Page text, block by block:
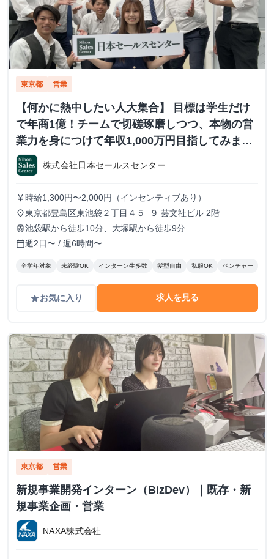
東京都 営業
【何かに熱中したい人大集合】 目標は学生だけ
で年商1億！チームで切磋琢磨しつつ、本物の営
業力を身につけて年収1,000万円目指してみませ
んか？ ※当社直結内定あり #学歴不問 #未経験可
#1.2年生可
株式会社日本セールスセンター
currency_yen 時給1,300円〜2,000円（インセンティブあり）
place東京都豊島区東池袋２丁目４５−９ 芸文社ビル 2階
train池袋駅から徒歩10分、大塚駅から徒歩9分
calendar_today週2日〜 / 週6時間〜
全学年対象 未経験OK インターン生多数 髪型自由 私服OK ベンチャー
gradeお気に入り 求人を見る
東京都 営業
新規事業開発インターン（BizDev）｜既存・新
規事業企画・営業
NAXA株式会社